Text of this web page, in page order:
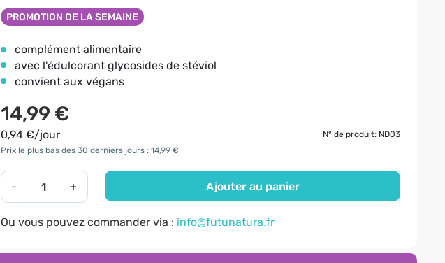
PROMOTION DE LA SEMAINE
complément alimentaire
avec l'édulcorant glycosides de stéviol
convient aux végans
14,99 €
0,94 €/jour
N° de produit: ND03
Prix le plus bas des 30 derniers jours : 14,99 €
- + Ajouter au panier
Ou vous pouvez commander via : info@futunatura.fr